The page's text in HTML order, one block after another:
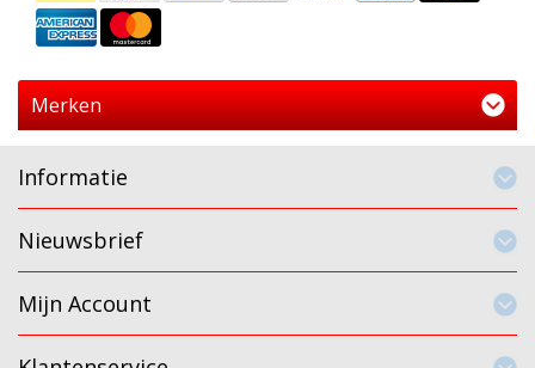
Merken
Informatie
Nieuwsbrief
Mijn Account